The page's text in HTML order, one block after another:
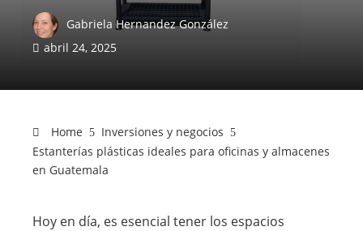
Gabriela Hernandez González
abril 24, 2025
Home
Inversiones y negocios
Estanterías plásticas ideales para oficinas y almacenes
en Guatemala
Hoy en día, es esencial tener los espacios